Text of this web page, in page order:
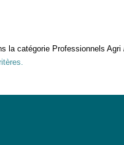
la catégorie Professionnels